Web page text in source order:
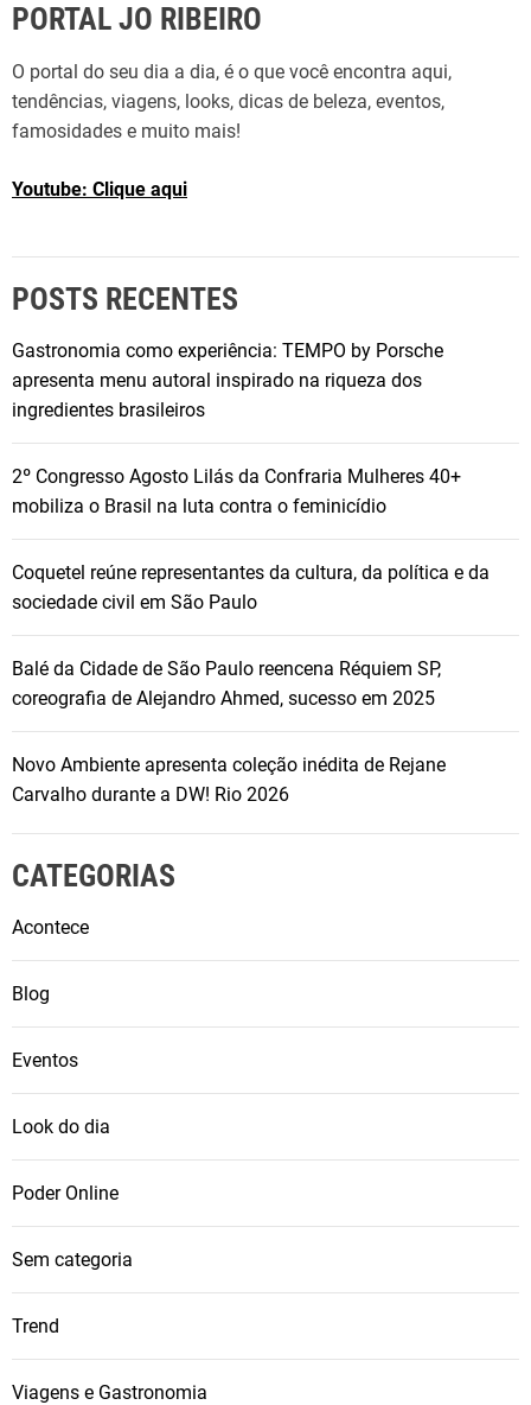
PORTAL JO RIBEIRO
O portal do seu dia a dia, é o que você encontra aqui,
tendências, viagens, looks, dicas de beleza, eventos,
famosidades e muito mais!
Youtube: Clique aqui
POSTS RECENTES
Gastronomia como experiência: TEMPO by Porsche
apresenta menu autoral inspirado na riqueza dos
ingredientes brasileiros
2º Congresso Agosto Lilás da Confraria Mulheres 40+
mobiliza o Brasil na luta contra o feminicídio
Coquetel reúne representantes da cultura, da política e da
sociedade civil em São Paulo
Balé da Cidade de São Paulo reencena Réquiem SP,
coreografia de Alejandro Ahmed, sucesso em 2025
Novo Ambiente apresenta coleção inédita de Rejane
Carvalho durante a DW! Rio 2026
CATEGORIAS
Acontece
Blog
Eventos
Look do dia
Poder Online
Sem categoria
Trend
Viagens e Gastronomia